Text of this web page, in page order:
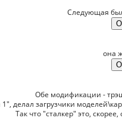
Следующая
она
Обе модификации -
делал загрузчики
Так что "сталкер" это,